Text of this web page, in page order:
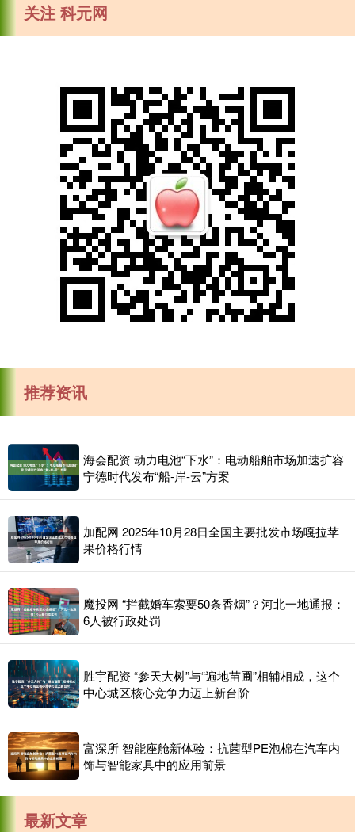
关注 科元网
推荐资讯
海会配资 动力电池“下水”：电动船舶市场加速扩容
宁德时代发布“船-岸-云”方案
加配网 2025年10月28日全国主要批发市场嘎拉苹
果价格行情
魔投网 “拦截婚车索要50条香烟”？河北一地通报：
6人被行政处罚
胜宇配资 “参天大树”与“遍地苗圃”相辅相成，这个
中心城区核心竞争力迈上新台阶
富深所 智能座舱新体验：抗菌型PE泡棉在汽车内
饰与智能家具中的应用前景
最新文章